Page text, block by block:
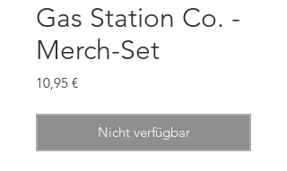
Gas Station Co. -
Merch-Set
10,95 €Preis
Nicht verfügbar